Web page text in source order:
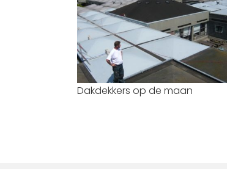
Dakdekkers op de maan